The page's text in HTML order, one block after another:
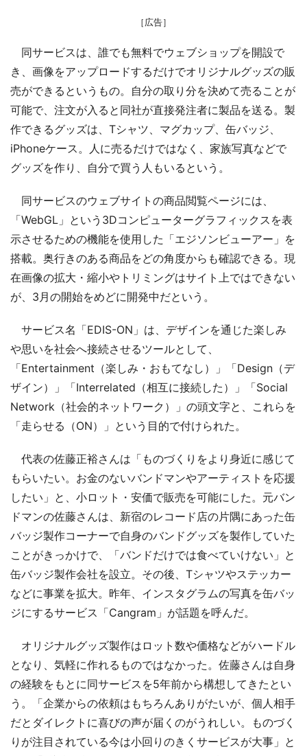
［広告］
同サービスは、誰でも無料でウェブショップを開設で
き、画像をアップロードするだけでオリジナルグッズの販
売ができるというもの。自分の取り分を決めて売ることが
可能で、注文が入ると同社が直接発注者に製品を送る。製
作できるグッズは、Tシャツ、マグカップ、缶バッジ、
iPhoneケース。人に売るだけではなく、家族写真などで
グッズを作り、自分で買う人もいるという。
同サービスのウェブサイトの商品閲覧ページには、
「WebGL」という3Dコンピューターグラフィックスを表
示させるための機能を使用した「エジソンビューアー」を
搭載。奥行きのある商品をどの角度からも確認できる。現
在画像の拡大・縮小やトリミングはサイト上ではできない
が、3月の開始をめどに開発中だという。
サービス名「EDIS-ON」は、デザインを通じた楽しみ
や思いを社会へ接続させるツールとして、
「Entertainment（楽しみ・おもてなし）」「Design（デ
ザイン）」「Interrelated（相互に接続した）」「Social
Network（社会的ネットワーク）」の頭文字と、これらを
「走らせる（ON）」という目的で付けられた。
代表の佐藤正裕さんは「ものづくりをより身近に感じて
もらいたい。お金のないバンドマンやアーティストを応援
したい」と、小ロット・安価で販売を可能にした。元バン
ドマンの佐藤さんは、新宿のレコード店の片隅にあった缶
バッジ製作コーナーで自身のバンドグッズを製作していた
ことがきっかけで、「バンドだけでは食べていけない」と
缶バッジ製作会社を設立。その後、Tシャツやステッカー
などに事業を拡大。昨年、インスタグラムの写真を缶バッ
ジにするサービス「Cangram」が話題を呼んだ。
オリジナルグッズ製作はロット数や価格などがハードル
となり、気軽に作れるものではなかった。佐藤さんは自身
の経験をもとに同サービスを5年前から構想してきたとい
う。「企業からの依頼はもちろんありがたいが、個人相手
だとダイレクトに喜びの声が届くのがうれしい。ものづく
りが注目されている今は小回りのきくサービスが大事」と